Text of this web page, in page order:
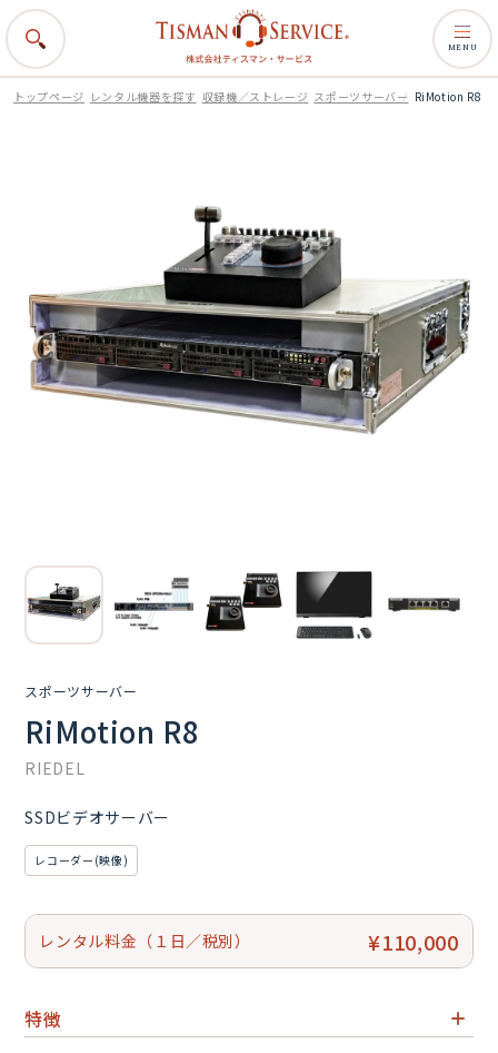
MENU
トップページ レンタル機器を探す 収録機／ストレージ スポーツサーバー RiMotion R8
スポーツサーバー
RiMotion R8
RIEDEL
SSDビデオサーバー
レコーダー(映像)
レンタル料金（１日／税別） ¥110,000
特徴